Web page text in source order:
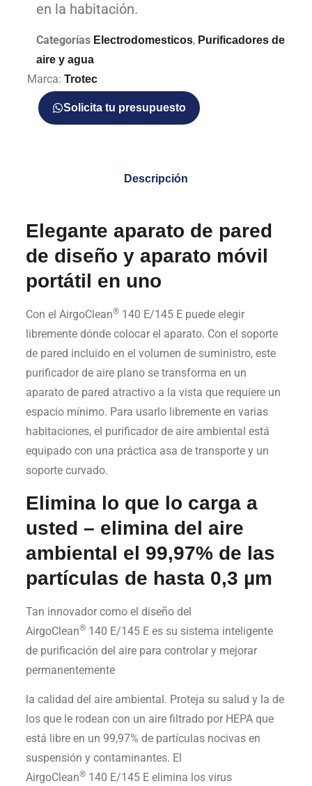
en la habitación.
Categorías Electrodomesticos, Purificadores de
aire y agua
Marca: Trotec
Solicita tu presupuesto
Descripción
Elegante aparato de pared
de diseño y aparato móvil
portátil en uno
Con el AirgoClean®140 E/145 E puede elegir
libremente dónde colocar el aparato. Con el soporte
de pared incluido en el volumen de suministro, este
purificador de aire plano se transforma en un
aparato de pared atractivo a la vista que requiere un
espacio mínimo. Para usarlo libremente en varias
habitaciones, el purificador de aire ambiental está
equipado con una práctica asa de transporte y un
soporte curvado.
Elimina lo que lo carga a
usted – elimina del aire
ambiental el 99,97% de las
partículas de hasta 0,3 µm
Tan innovador como el diseño del
AirgoClean®140 E/145 E es su sistema inteligente
de purificación del aire para controlar y mejorar
permanentemente
la calidad del aire ambiental. Proteja su salud y la de
los que le rodean con un aire filtrado por HEPA que
está libre en un 99,97% de partículas nocivas en
suspensión y contaminantes. El
AirgoClean®140 E/145 E elimina los virus